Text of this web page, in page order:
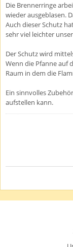
Die Brennerringe
wieder ausgeblasen.
Auch dieser Schutz
sehr viel leichter
Der Schutz wird
Wenn die Pfanne auf
Raum in dem die
Ein sinnvolles
aufstellen kann.